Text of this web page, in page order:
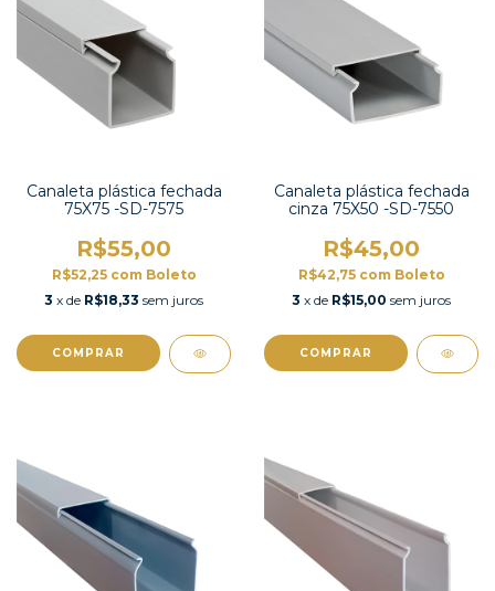
Canaleta plástica fechada
75X75 -SD-7575
R$55,00
R$52,25 com Boleto
3 x de R$18,33 sem juros
COMPRAR
Canaleta plástica fechada
cinza 75X50 -SD-7550
R$45,00
R$42,75 com Boleto
3 x de R$15,00 sem juros
COMPRAR